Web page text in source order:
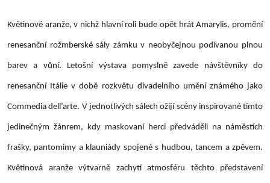
Květinové aranže, v nichž hlavní roli bude opět hrát Amarylis, promění
renesanční rožmberské sály zámku v neobyčejnou podívanou plnou
barev a vůní. Letošní výstava pomyslně zavede návštěvníky do
renesanční Itálie v době rozkvětu divadelního umění známého jako
Commedia dell’arte. V jednotlivých sálech ožijí scény inspirované tímto
jedinečným žánrem, kdy maskovaní herci předváděli na náměstích
frašky, pantomimy a klauniády spojené s hudbou, tancem a zpěvem.
Květinová aranže výtvarně zachytí atmosféru těchto představení